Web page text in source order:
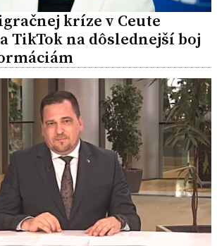
kríze v Ceute
TikTok na dôslednejší boj